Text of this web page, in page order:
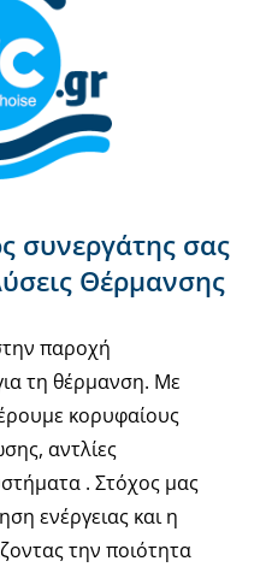
συνεργάτης σας
Θέρμανσης
παροχή
τη θέρμανση. Με
κορυφαίους
αντλίες
. Στόχος μας
ενέργειας και η
την ποιότητα